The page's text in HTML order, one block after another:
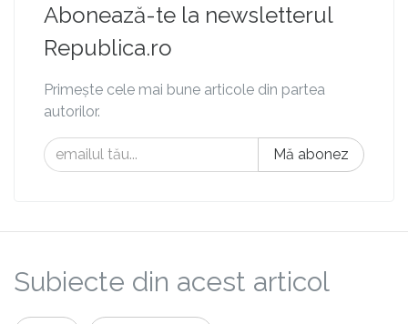
Abonează-te la newsletterul
Republica.ro
Primește cele mai bune articole din partea
autorilor.
Mă abonez
Subiecte din acest articol